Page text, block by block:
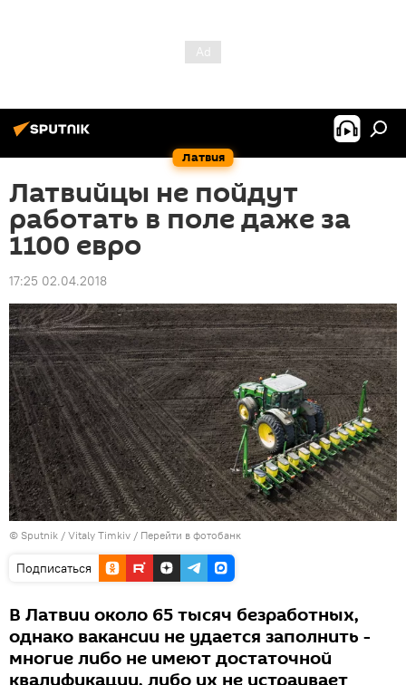
Латвия
Латвийцы не пойдут
работать в поле даже за
1100 евро
17:25 02.04.2018
© Sputnik / Vitaly Timkiv / Перейти в фотобанк
Подписаться
В Латвии около 65 тысяч безработных,
однако вакансии не удается заполнить -
многие либо не имеют достаточной